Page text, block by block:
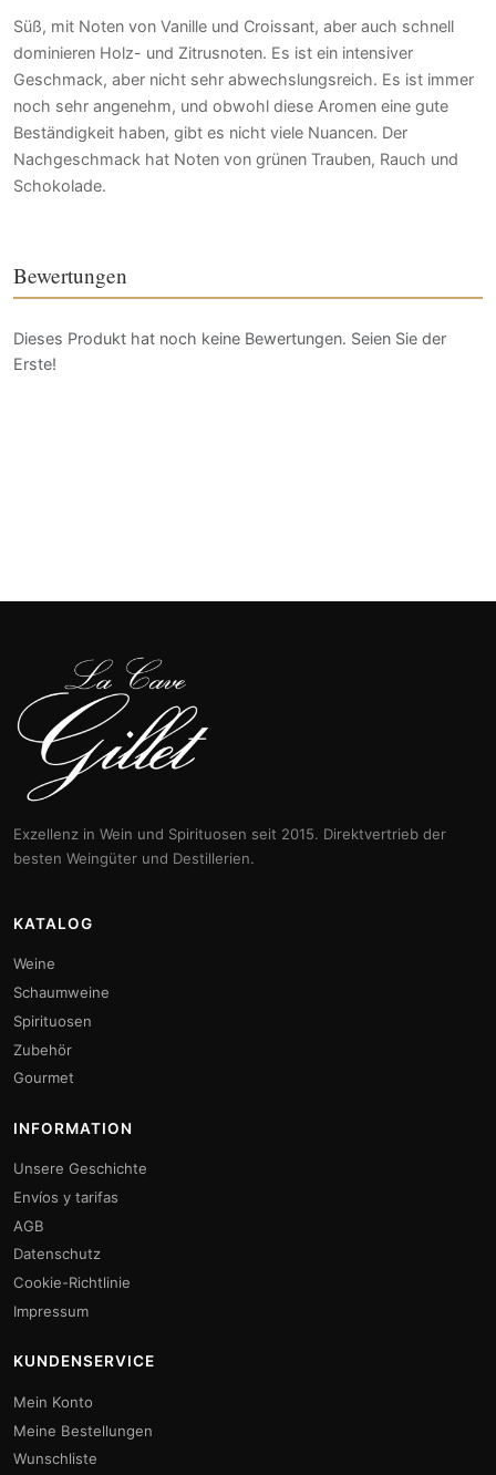
Süß, mit Noten von Vanille und Croissant, aber auch schnell
dominieren Holz- und Zitrusnoten. Es ist ein intensiver
Geschmack, aber nicht sehr abwechslungsreich. Es ist immer
noch sehr angenehm, und obwohl diese Aromen eine gute
Beständigkeit haben, gibt es nicht viele Nuancen. Der
Nachgeschmack hat Noten von grünen Trauben, Rauch und
Schokolade.
Bewertungen
Dieses Produkt hat noch keine Bewertungen. Seien Sie der
Erste!
Exzellenz in Wein und Spirituosen seit 2015. Direktvertrieb der
besten Weingüter und Destillerien.
KATALOG
Weine
Schaumweine
Spirituosen
Zubehör
Gourmet
INFORMATION
Unsere Geschichte
Envíos y tarifas
AGB
Datenschutz
Cookie-Richtlinie
Impressum
KUNDENSERVICE
Mein Konto
Meine Bestellungen
Wunschliste